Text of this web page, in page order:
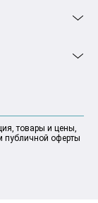
товары и цены,
публичной оферты